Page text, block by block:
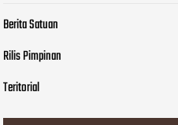
Berita Satuan
Rilis Pimpinan
Teritorial